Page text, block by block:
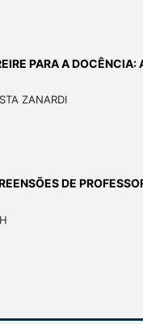
PARA A
ZANARDI
DE